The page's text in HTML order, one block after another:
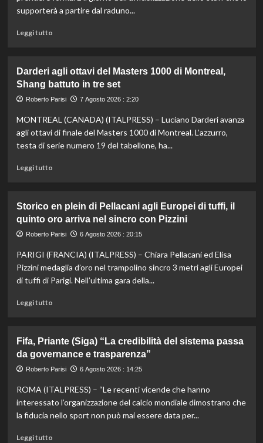
fondo,
nella
gara
maschile
supporterà a partire dal raduno...
Leggi tuttoLeggi
Nazionale,
ecco
lo
di
Mancini:
Bollini
Bonucci
tra
i
Darderi agli ottavi del Masters 1000 di Montreal,
Shang battuto in tre set
Roberto Parisi 7 Agosto 2026 : 2:20
MONTREAL (CANADA) (ITALPRESS) – Luciano Darderi avanza
agli ottavi di finale del Masters 1000 di Montreal. L’azzurro,
testa di serie numero 19 del tabellone, ha...
Leggi tuttoLeggi
Darderi
agli
ottavi
Masters
1000
di
set
Storico en plein di Pellacani agli Europei di tuffi, il
quinto oro arriva nel sincro con Pizzini
Roberto Parisi 6 Agosto 2026 : 20:15
PARIGI (FRANCIA) (ITALPRESS) – Chiara Pellacani ed Elisa
Pizzini medaglia d’oro nel trampolino sincro 3 metri agli Europei
di tuffi di Parigi. Nell’ultima gara della...
Leggi tuttoLeggi
Storico
en
plein
Pellacani
agli
Europei
Fifa, Priante (Siga) “La credibilità del sistema passa
da governance e trasparenza”
Roberto Parisi 6 Agosto 2026 : 14:25
ROMA (ITALPRESS) – “Le recenti vicende che hanno
interessato l’organizzazione del calcio mondiale dimostrano che
la fiducia nello sport non può mai essere data per...
Leggi tuttoLeggi